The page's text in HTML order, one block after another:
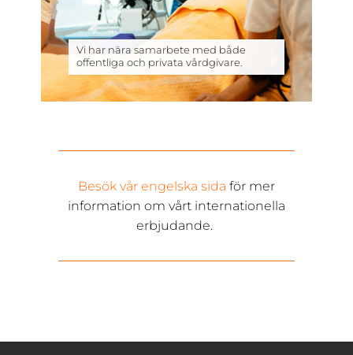
Vi har nära samarbete med både
offentliga och privata vårdgivare.
Besökvår engelska sida för mer
information om vårt internationella
erbjudande.